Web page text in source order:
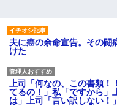
夫に癌の余命宣告。その闘
けた
上司「何なの、この書類
てるの！」私「ですから」
は」上司「言い訳しない